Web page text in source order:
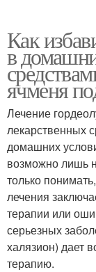
Как
в
ячменя
Лечение
лекарственных
домашних
возможно лишь
только
лечения
терапии или
серьезных
халязион) дает
терапию.